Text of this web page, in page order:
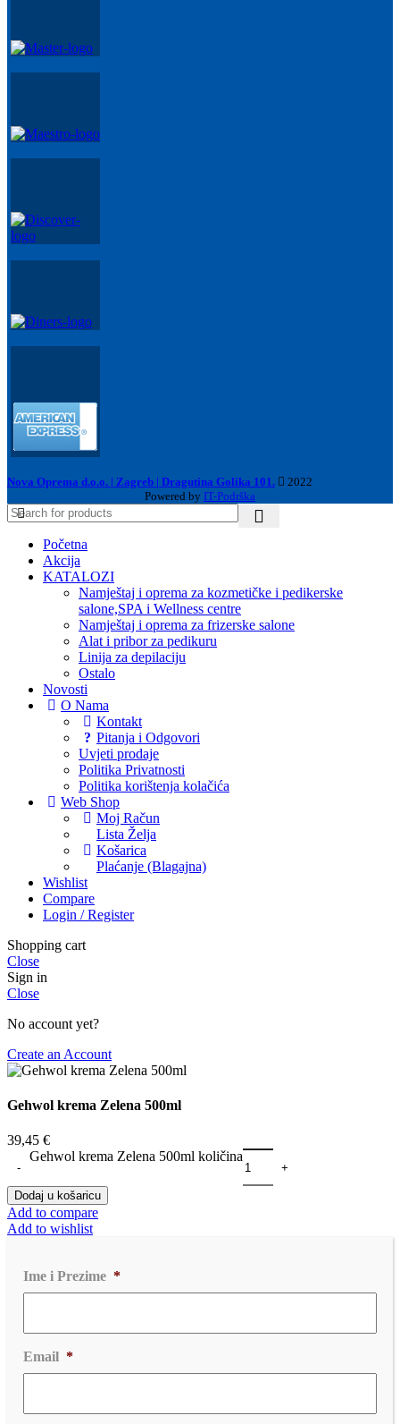
Nova Oprema d.o.o. | Zagreb | Dragutina Golika 101.
2022
Powered by IT-Podrška
Početna
Akcija
KATALOZI
Namještaj i oprema za kozmetičke i pedikerske
salone,SPA i Wellness centre
Namještaj i oprema za frizerske salone
Alat i pribor za pedikuru
Linija za depilaciju
Ostalo
Novosti
O Nama
Kontakt
Pitanja i Odgovori
Uvjeti prodaje
Politika Privatnosti
Politika korištenja kolačića
Web Shop
Moj Račun
Lista Želja
Košarica
Plaćanje (Blagajna)
Wishlist
Compare
Login / Register
Shopping cart
Close
Sign in
Close
No account yet?
Create an Account
Gehwol krema Zelena 500ml
39,45 €
Gehwol krema Zelena 500ml količina
Dodaj u košaricu
Add to compare
Add to wishlist
Ime i Prezime *
Email *